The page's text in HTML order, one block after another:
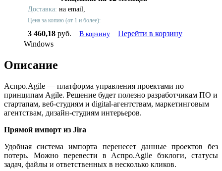
Доставка: на email,
Цена за копию (от 1 и более):
3 460,18 руб. В корзину
Перейти в корзину
Windows
Описание
Аспро.Agile — платформа управления проектами по
принципам Agile. Решение будет полезно разработчикам ПО и
стартапам, веб-студиям и digital-агентствам, маркетинговым
агентствам, дизайн-студиям интерьеров.
Прямой импорт из Jira
Удобная система импорта перенесет данные проектов без
потерь. Можно перевести в Аспро.Agile бэклоги, статусы
задач, файлы и ответственных в несколько кликов.